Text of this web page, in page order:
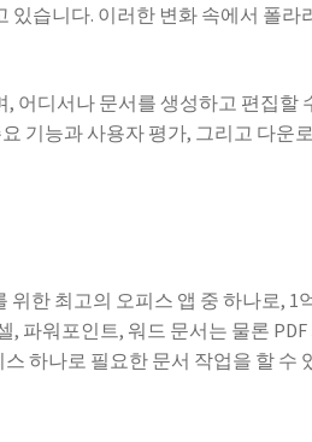
있습니다. 이러한 변화 속에서 폴
어디서나 문서를 생성하고 편집할
기능과 사용자 평가, 그리고 다운
위한 최고의 오피스 앱 중 하나로,
, 파워포인트, 워드 문서는 물론
하나로 필요한 문서 작업을 할 수